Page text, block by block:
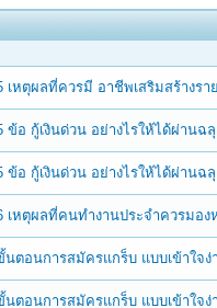
เหตุผลที่ควรมี อาชีพเสริมสร้างร
ข้อ กู้เงินด่วน อย่างไรให้ได้ผ่านฉ
ข้อ กู้เงินด่วน อย่างไรให้ได้ผ่านฉ
เหตุผลที่คนทำงานประจำควรมอ
นตอนการสมัครแกร็บ แบบเข้าใจง่
นตอนการสมัครแกร็บ แบบเข้าใจง่